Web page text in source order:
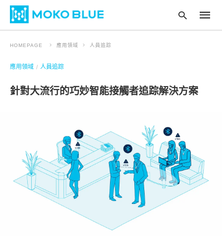
HOMEPAGE 應用領域 人員追踪
應用領域 人員追踪
針對大流行的巧妙智能接觸者追踪解決方案